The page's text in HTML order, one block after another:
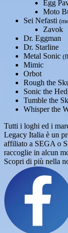
Egg
Moto
Sei Nefasti
Zavok
Dr. Eggman
Dr. Starline
Metal Sonic
Mimic
Orbot
Rough the
Sonic the
Tumble the
Whisper the
Tutti i loghi ed i
Legacy Italia è un
affiliato a SEGA o
raccoglie in alcun
Scopri di più nella